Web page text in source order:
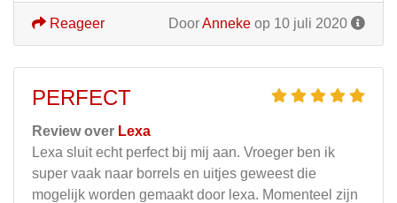
DoorAnneke op 10 juli 2020
Reageer
PERFECT
Review over Lexa
Lexa sluit echt perfect bij mij aan. Vroeger ben ik
super vaak naar borrels en uitjes geweest die
mogelijk worden gemaakt door lexa. Momenteel zijn